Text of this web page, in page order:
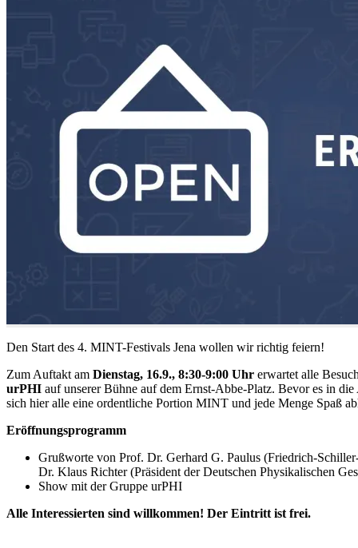
Den Start des 4. MINT-Festivals Jena wollen wir richtig feiern!
Zum Auftakt am Dienstag, 16.9., 8:30-9:00 Uhr erwartet alle
urPHI auf unserer Bühne auf dem Ernst-Abbe-Platz. Bevor es in
sich hier alle eine ordentliche Portion MINT und jede Menge Spaß
Eröffnungsprogramm
Grußworte von Prof. Dr. Gerhard G. Paulus (Friedrich-
Dr. Klaus Richter (Präsident der Deutschen Physikalischen
Show mit der Gruppe urPHI
Alle Interessierten sind willkommen! Der Eintritt ist frei.